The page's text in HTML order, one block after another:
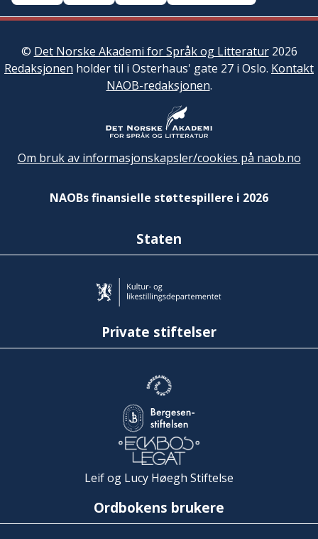
© Det Norske Akademi for Språk og Litteratur2026
Redaksjonen holder til i Osterhaus' gate 27 i Oslo. Kontakt
NAOB-redaksjonen.
Om bruk av informasjonskapsler/cookies på naob.no
NAOBs finansielle støttespillere i 2026
Staten
Private stiftelser
Leif og Lucy Høegh Stiftelse
Ordbokens brukere